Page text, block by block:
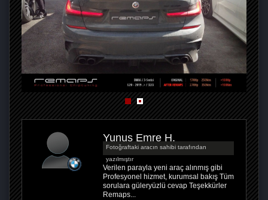
Yunus Emre H.
Fotoğraftaki aracın sahibi tarafından
yazılmıştır
Verilen parayla yeni araç alınmış gibi
Profesyonel hizmet, kurumsal bakış Tüm
sorulara güleryüzlü cevap Teşekkürler
Remaps...